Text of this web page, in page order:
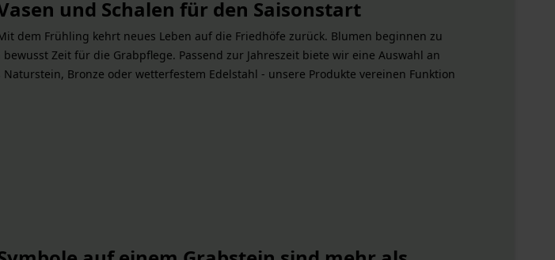
und Schalen für den Saisonstart
dem Frühling kehrt neues Leben auf die Friedhöfe zurück. Blumen beginnen zu
Zeit für die Grabpflege. Passend zur Jahreszeit biete wir eine Auswahl an
Naturstein, Bronze oder wetterfestem Edelstahl - unsere Produkte vereinen Funktion